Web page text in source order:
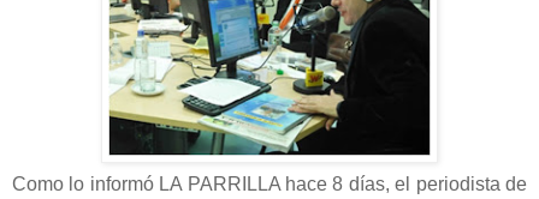
Como lo informó LA PARRILLA hace 8 días, el periodista de